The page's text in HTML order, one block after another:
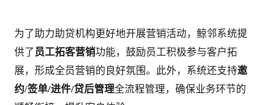
为了助力助贷机构更好地开展营销活动，鲸邻系统提
供了 员工拓客营销功能，鼓励员工积极参与客户拓
展，形成全员营销的良好氛围。此外，系统还支持邀
约/签单/进件/贷后管理全流程管理，确保业务环节的